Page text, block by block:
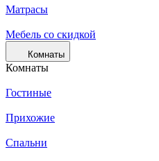
Матрасы
Мебель со скидкой
Комнаты
Комнаты
Гостиные
Прихожие
Спальни